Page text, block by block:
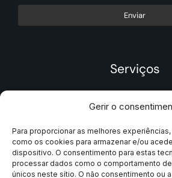
Gerir o
Para proporcionar as melhores
como os cookies para armazenar e/ou
dispositivo. O consentimento para estas
processar dados como o comportamento
únicos neste sítio. O não consentimento ou
Enviar
Serviços